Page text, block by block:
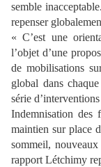
semble
repenser
« C’est une
l’objet d’une
de mobilisations
global dans
série
Indemnisation des
maintien sur place
sommeil,
rapport Létchimy